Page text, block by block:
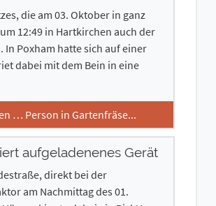
die am 03. Oktober in ganz
12:49 in Hartkirchen auch der
Poxham hatte sich auf einer
dabei mit dem Bein in eine
… Person in Gartenfräse...
aufgeladenenes Gerät
direkt bei der
am Nachmittag des 01.